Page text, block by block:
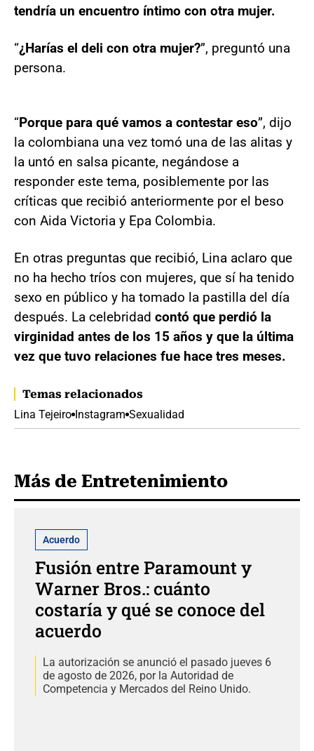
tendría un encuentro íntimo con otra mujer.
“¿Harías el deli con otra mujer?”, preguntó una
persona.
“Porque para qué vamos a contestar eso”, dijo
la colombiana una vez tomó una de las alitas y
la untó en salsa picante, negándose a
responder este tema, posiblemente por las
críticas que recibió anteriormente por el beso
con Aida Victoria y Epa Colombia.
En otras preguntas que recibió, Lina aclaro que
no ha hecho tríos con mujeres, que sí ha tenido
sexo en público y ha tomado la pastilla del día
después. La celebridad contó que perdió la
virginidad antes de los 15 años y que la última
vez que tuvo relaciones fue hace tres meses.
Temas relacionados
Lina Tejeiro Instagram Sexualidad
Más de Entretenimiento
Acuerdo
Fusión entre Paramount y
Warner Bros.: cuánto
costaría y qué se conoce del
acuerdo
La autorización se anunció el pasado jueves 6
de agosto de 2026, por la Autoridad de
Competencia y Mercados del Reino Unido.